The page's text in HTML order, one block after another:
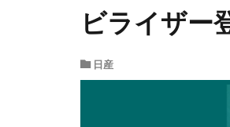
ビライザー
日産